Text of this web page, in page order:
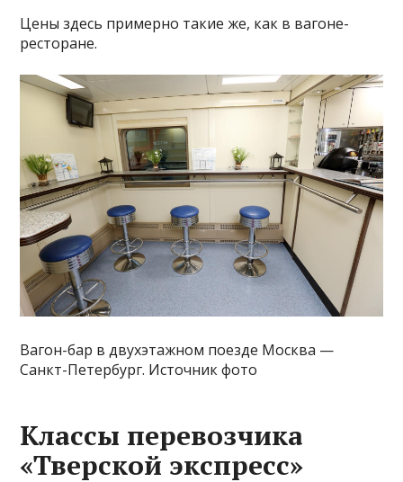
Цены здесь примерно такие же, как в вагоне-
ресторане.
Вагон-бар в двухэтажном поезде Москва —
Санкт-Петербург. Источник фото
Классы перевозчика
«Тверской экспресс»